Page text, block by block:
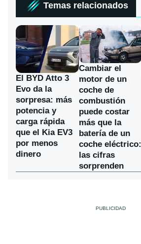
Temas relacionados
El BYD Atto 3
Evo da la
sorpresa: más
potencia y
carga rápida
que el Kia EV3
por menos
dinero
Cambiar el
motor de un
coche de
combustión
puede costar
más que la
batería de un
coche eléctrico:
las cifras
sorprenden